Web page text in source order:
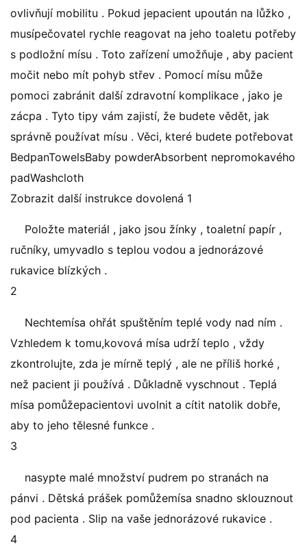
ovlivňují mobilitu . Pokud jepacient upoután na lůžko ,
musípečovatel rychle reagovat na jeho toaletu potřeby
s podložní mísu . Toto zařízení umožňuje , aby pacient
močit nebo mít pohyb střev . Pomocí mísu může
pomoci zabránit další zdravotní komplikace , jako je
zácpa . Tyto tipy vám zajistí, že budete vědět, jak
správně používat mísu . Věci, které budete potřebovat
BedpanTowelsBaby powderAbsorbent nepromokavého
padWashcloth
Zobrazit další instrukce dovolená 1
Položte materiál , jako jsou žínky , toaletní papír ,
ručníky, umyvadlo s teplou vodou a jednorázové
rukavice blízkých .
2
Nechtemísa ohřát spuštěním teplé vody nad ním .
Vzhledem k tomu,kovová mísa udrží teplo , vždy
zkontrolujte, zda je mírně teplý , ale ne příliš horké ,
než pacient ji používá . Důkladně vyschnout . Teplá
mísa pomůžepacientovi uvolnit a cítit natolik dobře,
aby to jeho tělesné funkce .
3
nasypte malé množství pudrem po stranách na
pánvi . Dětská prášek pomůžemísa snadno sklouznout
pod pacienta . Slip na vaše jednorázové rukavice .
4